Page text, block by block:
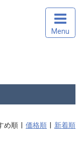
Menu
め順 | 価格順 | 新着順